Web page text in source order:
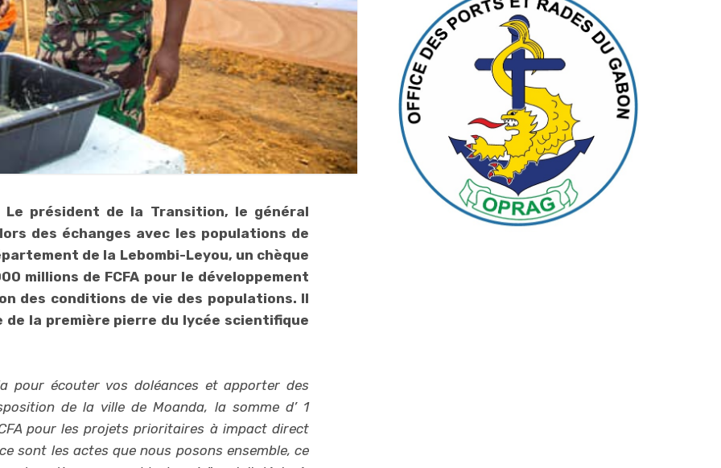
Le président de la Transition, le général
des échanges avec les populations de
de la Lebombi-Leyou, un chèque
millions de FCFA pour le développement
des conditions de vie des populations. Il
la première pierre du lycée scientifique
pour écouter vos doléances et apporter des
de la ville de Moanda, la somme d’ 1
pour les projets prioritaires à impact direct
sont les actes que nous posons ensemble, ce